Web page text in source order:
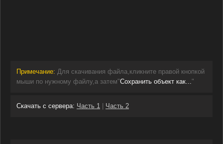
Примечание: Для скачивания файла,кликните правой кнопкой
мыши по нужному файлу,а затем"Сохранить объект как..."
Cкачать с сервера: Часть 1 Часть 2